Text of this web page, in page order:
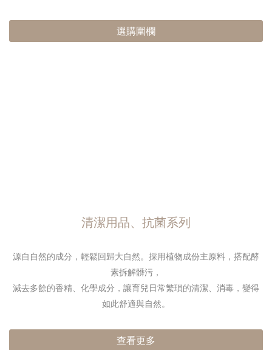
選購圍欄
清潔用品、抗菌系列
源自自然的成分，輕鬆回歸大自然。 採用植物成份主原料，搭配酵
素拆解髒污，
減去多餘的香精、化學成分， 讓育兒日常繁瑣的清潔、消毒， 變得
如此舒適與自然。
查看更多